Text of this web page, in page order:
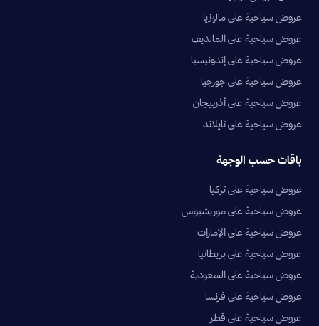
عروض سياحية على ماليزيا
عروض سياحية على المالديف
عروض سياحية على إندونيسيا
عروض سياحية على جورجيا
عروض سياحية على أذربيجان
عروض سياحية على تايلاند
باقات حسب الوجهة
عروض سياحية على تركيا
عروض سياحية على موريشيوس
عروض سياحية على الإمارات
عروض سياحية على بريطانيا
عروض سياحية على السعودية
عروض سياحية على فرنسا
عروض سياحية على قطر